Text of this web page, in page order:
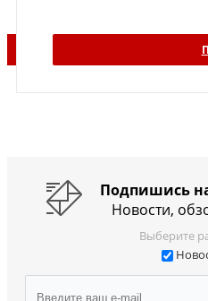
Подпишись
Новости,
Выберите